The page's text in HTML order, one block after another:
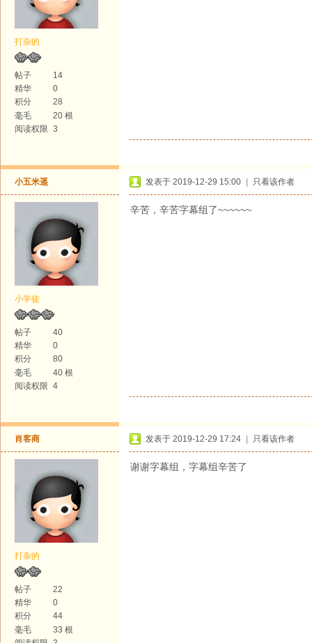
打杂的
帖子
14
精华
0
积分
28
毫毛
20 根
阅读权限 3
小五米遥
小学徒
帖子
40
精华
0
积分
80
毫毛
40 根
阅读权限 4
发表于 2019-12-29 15:00 只看该作者
辛苦，辛苦字幕组了~~~~~~
肖客商
打杂的
帖子
22
精华
0
积分
44
毫毛
33 根
发表于 2019-12-29 17:24 只看该作者
谢谢字幕组，字幕组辛苦了